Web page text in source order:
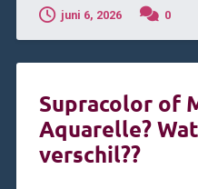
juni 6, 2026 0
Supracolor of
Aquarelle?
verschil??